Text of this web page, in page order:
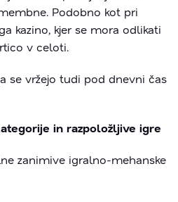
Podobno kot pri
kazino, kjer se mora odlikati
v celoti.
se vržejo tudi pod dnevni čas
in razpoložljive igre
zanimive igralno-mehanske